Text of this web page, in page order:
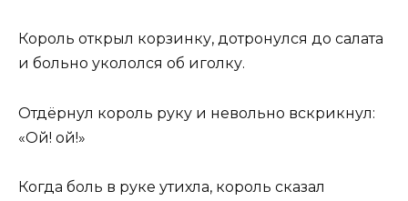
Король открыл корзинку, дотронулся до салата
и больно укололся об иголку.
Отдёрнул король руку и невольно вскрикнул:
«Ой! ой!»
Когда боль в руке утихла, король сказал